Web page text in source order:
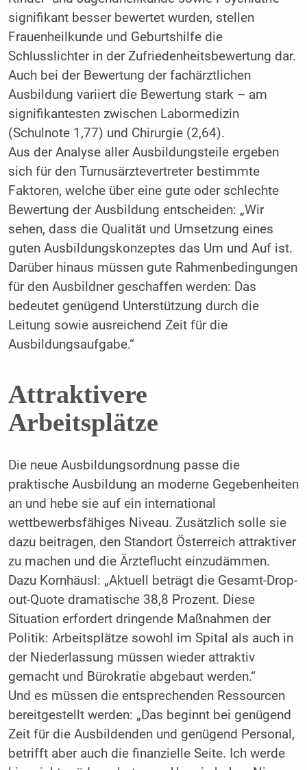
signifikant besser bewertet wurden, stellen
Frauenheilkunde und Geburtshilfe die
Schlusslichter in der Zufriedenheitsbewertung dar.
Auch bei der Bewertung der fachärztlichen
Ausbildung variiert die Bewertung stark – am
signifikantesten zwischen Labormedizin
(Schulnote 1,77) und Chirurgie (2,64).
Aus der Analyse aller Ausbildungsteile ergeben
sich für den Turnusärztevertreter bestimmte
Faktoren, welche über eine gute oder schlechte
Bewertung der Ausbildung entscheiden: „Wir
sehen, dass die Qualität und Umsetzung eines
guten Ausbildungskonzeptes das Um und Auf ist.
Darüber hinaus müssen gute Rahmenbedingungen
für den Ausbildner geschaffen werden: Das
bedeutet genügend Unterstützung durch die
Leitung sowie ausreichend Zeit für die
Ausbildungsaufgabe.“
Attraktivere
Arbeitsplätze
Die neue Ausbildungsordnung passe die
praktische Ausbildung an moderne Gegebenheiten
an und hebe sie auf ein international
wettbewerbsfähiges Niveau. Zusätzlich solle sie
dazu beitragen, den Standort Österreich attraktiver
zu machen und die Ärzteflucht einzudämmen.
Dazu Kornhäusl: „Aktuell beträgt die Gesamt-Drop-
out-Quote dramatische 38,8 Prozent. Diese
Situation erfordert dringende Maßnahmen der
Politik: Arbeitsplätze sowohl im Spital als auch in
der Niederlassung müssen wieder attraktiv
gemacht und Bürokratie abgebaut werden.“
Und es müssen die entsprechenden Ressourcen
bereitgestellt werden: „Das beginnt bei genügend
Zeit für die Ausbildenden und genügend Personal,
betrifft aber auch die finanzielle Seite. Ich werde